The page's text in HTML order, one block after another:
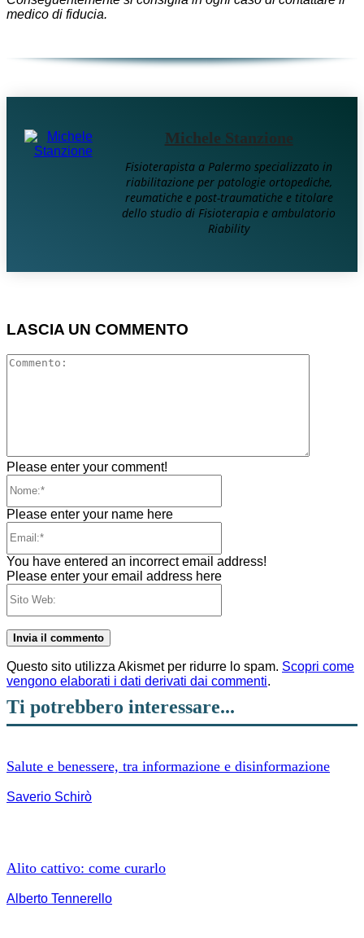
medico di fiducia.
Michele Stanzione
Fisioterapista a Palermo specializzato in
riabilitazione per patologie ortopediche,
reumatiche e post-traumatiche e titolare
dello studio di Fisioterapia e ambulatorio
Riability
LASCIA UN COMMENTO
Please enter your comment!
Please enter your name here
You have entered an incorrect email address!
Please enter your email address here
Questo sito utilizza Akismet per ridurre lo spam. Scopri come
vengono elaborati i dati derivati dai commenti.
Ti potrebbero interessare...
Salute e benessere, tra informazione e disinformazione
Saverio Schirò
Alito cattivo: come curarlo
Alberto Tennerello